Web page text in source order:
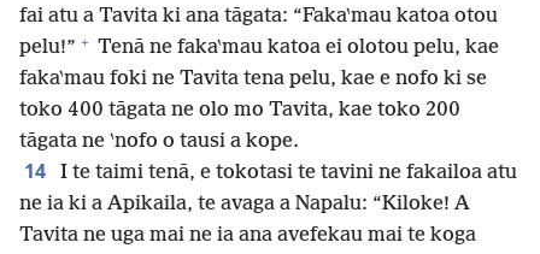
fai atu a Tavita ki ana tāgata: “Faka‵mau katoa otou
pelu!” + Tenā ne faka‵mau katoa ei olotou pelu, kae
faka‵mau foki ne Tavita tena pelu, kae e nofo ki se
toko 400 tāgata ne olo mo Tavita, kae toko 200
tāgata ne ‵nofo o tausi a kope.
14
I te taimi tenā, e tokotasi te tavini ne fakailoa atu
ne ia ki a Apikaila, te avaga a Napalu: “Kiloke! A
Tavita ne uga mai ne ia ana avefekau mai te koga